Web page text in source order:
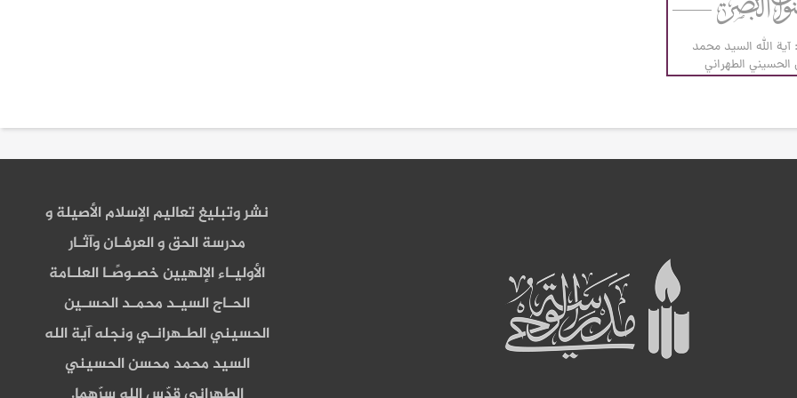
آية الله السيد محمد
الطهراني
نشر وتبليغ تعاليم الإسلام الأصيلة و
مدرسة الحق و العرفـان وآثـار
الأوليـاء الإلهيين خصـوصًـا العلـامة
الحـاج السيـد محمـد الحسـين
الحسيني الطـهرانـي ونجله آية الله
السيد محمد محسن الحسيني